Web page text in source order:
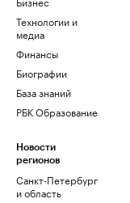
Технологии и
медиа
Финансы
Биографии
База знаний
РБК Образование
Новости
регионов
Санкт-Петербург
и область